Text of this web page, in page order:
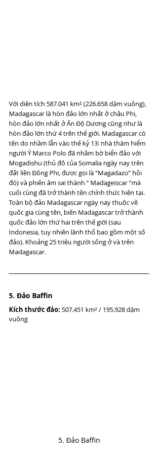
Với diện tích 587.041 km² (226.658 dặm vuông),
Madagascar là hòn đảo lớn nhất ở châu Phi,
hòn đảo lớn nhất ở Ấn Độ Dương cũng như là
hòn đảo lớn thứ 4 trên thế giới. Madagascar có
tên do nhầm lẫn vào thế kỷ 13: nhà thám hiểm
người Ý Marco Polo đã nhầm bờ biển đảo với
Mogadishu (thủ đô của Somalia ngày nay trên
đất liền Đông Phi, được gọi là “Magadazo” hồi
đó) và phiên âm sai thành “ Madageiscar ”mà
cuối cùng đã trở thành tên chính thức hiện tại.
Toàn bộ đảo Madagascar ngày nay thuộc về
quốc gia cùng tên, biến Madagascar trở thành
quốc đảo lớn thứ hai trên thế giới (sau
Indonesia, tuy nhiên lãnh thổ bao gồm một số
đảo). Khoảng 25 triệu người sống ở và trên
Madagascar.
5. Đảo Baffin
Kích thước đảo: 507.451 km² / 195.928 dặm
vuông
5. Đảo Baffin